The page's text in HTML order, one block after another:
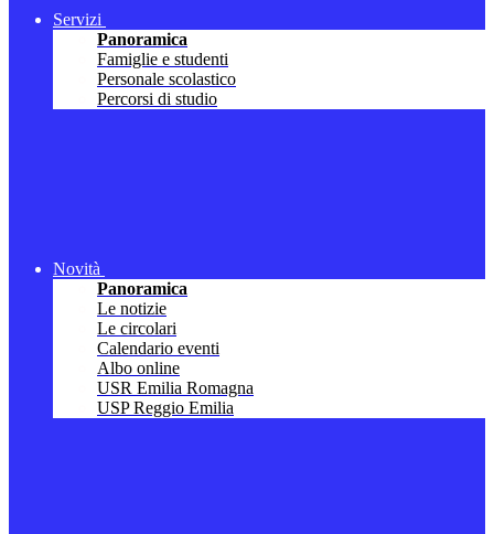
Servizi
Panoramica
Famiglie e studenti
Personale scolastico
Percorsi di studio
Novità
Panoramica
Le notizie
Le circolari
Calendario eventi
Albo online
USR Emilia Romagna
USP Reggio Emilia